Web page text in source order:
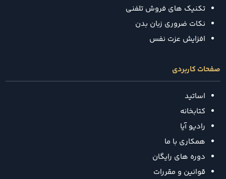
تکنیک‌ های فروش تلفنی
نکات ضروری زبان بدن
افزایش عزت نفس
صفحات کاربردی
اساتید
کتابخانه
رادیو آیا
همکاری با ما
دوره های رایگان
قوانین و مقررات